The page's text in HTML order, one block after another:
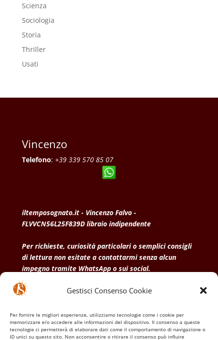
Gestisci Consenso Cookie
Per fornire le migliori esperienze, utilizziamo tecnologie come i cookie per
memorizzare e/o accedere alle informazioni del dispositivo. Il consenso a queste
tecnologie ci permetterà di elaborare dati come il comportamento di navigazione o
ID unici su questo sito. Non acconsentire o ritirare il consenso può influire
Scienza
Sociologia
Storia
Thriller
Usati
Vincenzo
Telefono: +39 339 570 85 07
iltemposognato.it - Vincenzo Falvo -
FLVVCN56L25F839D libraio indipendente
Per richieste, curiosità particolari o semplici consigli
di lettura non esitate a contattarmi senza alcun
impegno tramite WhatsApp o sui social.
• Condizioni generali di vendita